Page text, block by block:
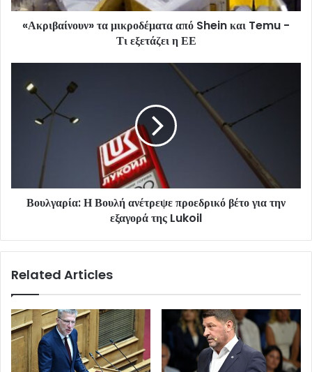
«Ακριβαίνουν» τα μικροδέματα από Shein και Temu -
Τι εξετάζει η ΕΕ
Βουλγαρία: Η Βουλή ανέτρεψε προεδρικό βέτο για την
εξαγορά της Lukoil
Related Articles